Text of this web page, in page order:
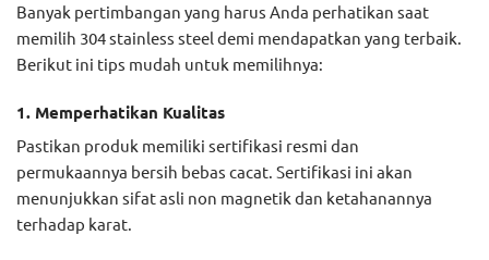
Banyak pertimbangan yang harus Anda perhatikan saat
memilih 304 stainless steel demi mendapatkan yang terbaik.
Berikut ini tips mudah untuk memilihnya:
1. Memperhatikan Kualitas
Pastikan produk memiliki sertifikasi resmi dan
permukaannya bersih bebas cacat. Sertifikasi ini akan
menunjukkan sifat asli non magnetik dan ketahanannya
terhadap karat.